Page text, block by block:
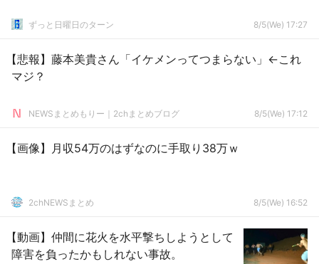
ずっと日曜日のターン 8/5(We) 17:27
【悲報】藤本美貴さん「イケメンってつまらない」←これ
マジ？
NEWSまとめもりー｜2chまとめブログ 8/5(We) 17:12
【画像】月収54万のはずなのに手取り38万ｗ
2chNEWSまとめ 8/5(We) 16:52
【動画】仲間に花火を水平撃ちしようとして
障害を負ったかもしれない事故。